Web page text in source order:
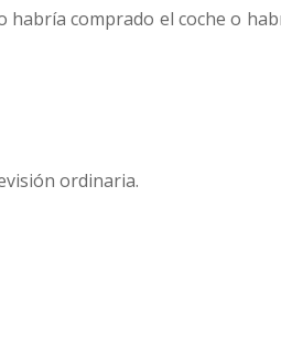
comprado el coche o
ordinaria.